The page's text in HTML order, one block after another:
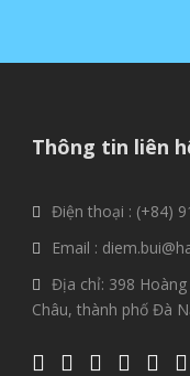
Thông tin liên
Điện thoại : (+84)
Email :
Địa chỉ: 398
Châu, thành phố Đà